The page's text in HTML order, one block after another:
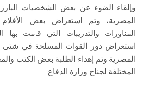
وإلقاء الضوء عن بعض الشخصيات
المصرية، وتم استعراض بعض الأفلام
المناورات والتدريبات التي قامت بها
استعراض دور القوات المسلحة في شتى
المصرية وتم إهداء الطلبة بعض الكتب
المختلفة لجناح وزارة الدفاع.